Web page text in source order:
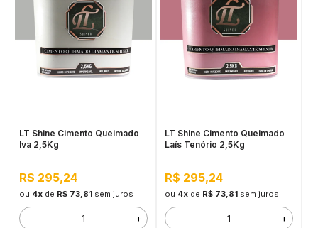
LT Shine Cimento Queimado
Iva 2,5Kg
R$ 295,24
ou 4xde R$ 73,81 sem juros
- +
LT Shine Cimento Queimado
Laís Tenório 2,5Kg
R$ 295,24
ou 4xde R$ 73,81 sem juros
- +